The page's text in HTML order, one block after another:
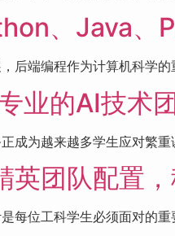
、Java、
后端编程作为计算机科学
业的AI技术
成为越来越多学生应对繁
英团队配置
每位工科学生必须面对的